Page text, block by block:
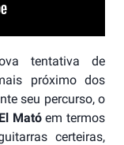
tentativa de
próximo dos
seu percurso, o
El Matóem termos
certeiras,